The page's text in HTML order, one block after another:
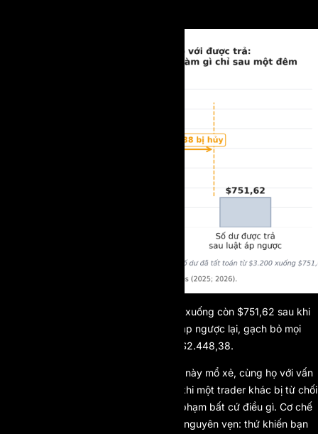
Hình 1. Số dư đã tất toán $3.200 rơi xuống còn $751,62 sau khi
một luật giữ lệnh tối thiểu một phút áp ngược lại, gạch bỏ mọi
khoản lời đóng nhanh, tức bị đòi lại $2.448,38.
Đây là luật ngầm thứ hai mà loạt bài này mổ xẻ, cùng họ với vấn
chúng tôi từng ghi lại khi một trader khác bị từ chối
khoản chi trả $42.936 dù không vi phạm bất cứ điều gì. Cơ chế
lần này khác, nhưng bài học thì vẫn nguyên vẹn: thứ khiến bạn